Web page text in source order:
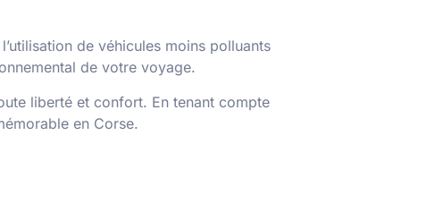
de véhicules moins polluants
de votre voyage.
liberté et confort. En tenant compte
en Corse.